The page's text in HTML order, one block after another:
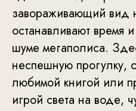
завораживающий вид
останавливают время
шуме мегаполиса.
неспешную прогулку,
любимой книгой или
игрой света на воде,